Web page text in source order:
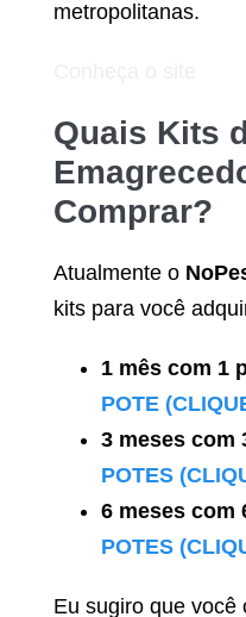
metropolitanas.
Quais Kits
Comprar?
Atualmente o
kits para você
1 mês com 1
POTE
3 meses com
POTES
6 meses com
POTES
Eu sugiro que você